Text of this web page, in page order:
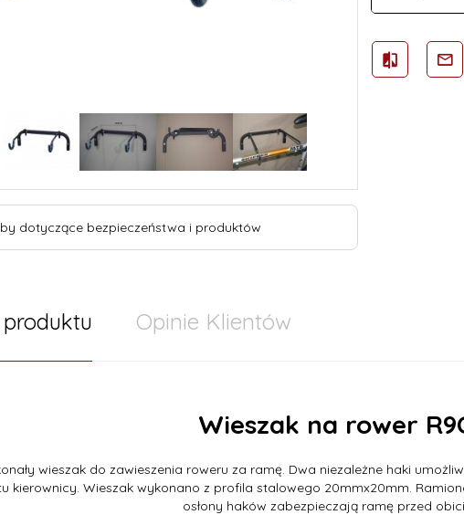
dotyczące bezpieczeństwa i produktów
Opinie Klientów
Wieszak na rower
wieszak do zawieszenia roweru za ramę. Dwa niezależne haki
kierownicy. Wieszak wykonano z profila stalowego 20mmx20mm.
osłony haków zabezpieczają ramę przed